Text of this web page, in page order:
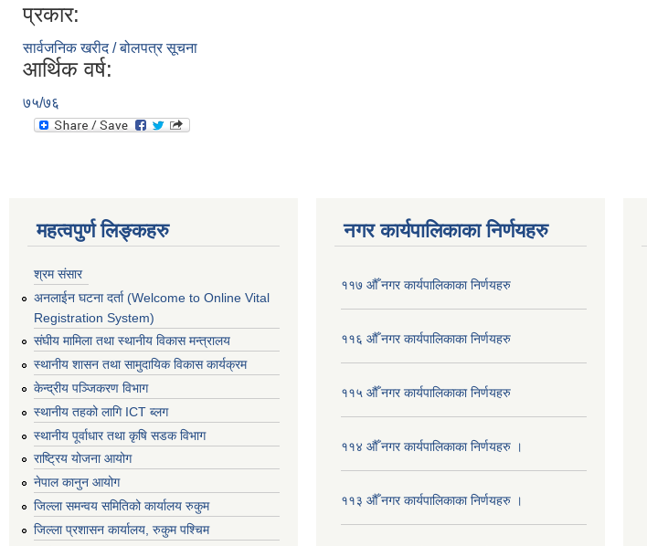
प्रकार:
सार्वजनिक खरीद / बोलपत्र सूचना
आर्थिक वर्ष:
७५/७६
महत्वपुर्ण लिङ्कहरु
श्रम संसार
अनलाईन घटना दर्ता (Welcome to Online Vital
Registration System)
संघीय मामिला तथा स्थानीय विकास मन्त्रालय
स्थानीय शासन तथा सामुदायिक विकास कार्यक्रम
केन्द्रीय पञ्जिकरण विभाग
स्थानीय तहको लागि ICT ब्लग
स्थानीय पूर्वाधार तथा कृषि सडक विभाग
राष्ट्रिय योजना आयोग
नेपाल कानुन आयोग
जिल्ला समन्वय समितिको कार्यालय रुकुम
जिल्ला प्रशासन कार्यालय, रुकुम पश्चिम
नगर कार्यपालिकाका निर्णयहरु
११७ औँ नगर कार्यपालिकाका निर्णयहरु
११६ औँ नगर कार्यपालिकाका निर्णयहरु
११५ औँ नगर कार्यपालिकाका निर्णयहरु
११४ औँ नगर कार्यपालिकाका निर्णयहरु ।
११३ औँ नगर कार्यपालिकाका निर्णयहरु ।